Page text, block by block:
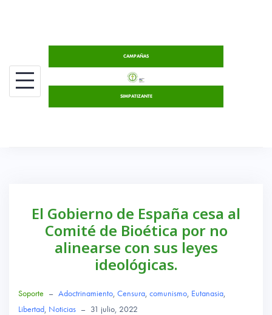
CAMPAÑAS
SIMPATIZANTE
El Gobierno de España cesa al
Comité de Bioética por no
alinearse con sus leyes
ideológicas.
Soporte – Adoctrinamiento, Censura, comunismo, Eutanasia,
Libertad, Noticias – 31 julio, 2022